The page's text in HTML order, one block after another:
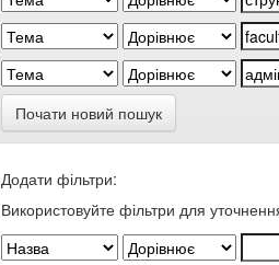
Почати новий пошук
Додати фільтри:
Використовуйте фільтри для